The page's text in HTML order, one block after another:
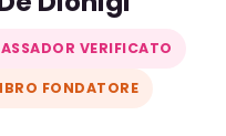
VERIFICATO
FONDATORE